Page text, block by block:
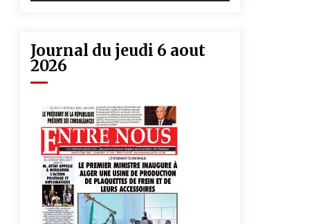
Journal du jeudi 6 aout
2026